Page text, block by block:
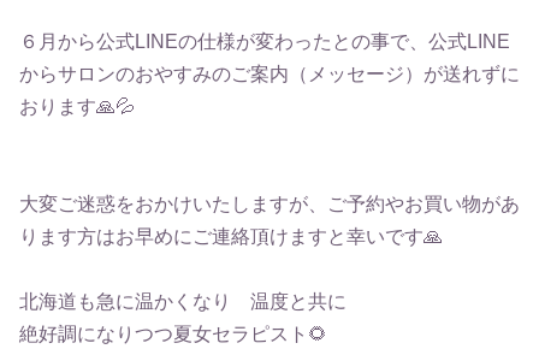
６月から公式LINEの仕様が変わったとの事で、公式LINE
からサロンのおやすみのご案内（メッセージ）が送れずに
おります🙏💦
大変ご迷惑をおかけいたしますが、ご予約やお買い物があ
ります方はお早めにご連絡頂けますと幸いです🙏
北海道も急に温かくなり 温度と共に
絶好調になりつつ夏女セラピスト🌻